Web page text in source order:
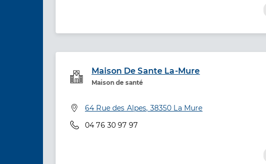
Maison De Sante La-Mure
Maison de santé
Service de santé
Adresse
64 Rue des Alpes, 38350 La Mure
Téléphone
04 76 30 97 97